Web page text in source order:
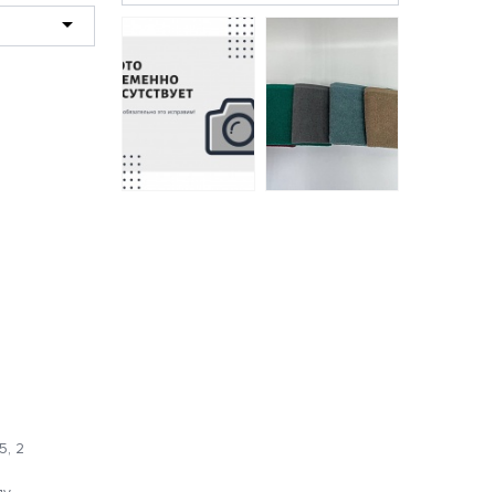
2
2-007 (N)
постельное белье
из бязи Бояртекс
1,5 спальное
1959 руб.